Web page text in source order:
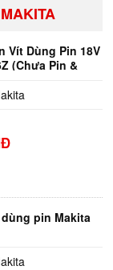
Vít Dùng Pin 18V
(Chưa Pin &
pin Makita